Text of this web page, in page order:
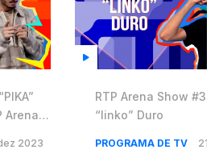
Arena
2023
RTP Arena Show #30
“linko” Duro
PROGRAMA DE TV 21